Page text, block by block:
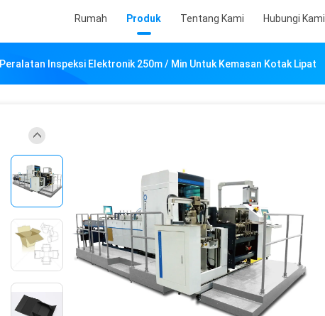
Rumah Produk Tentang Kami Hubungi Kami
Peralatan Inspeksi Elektronik 250m / Min Untuk Kemasan Kotak Lipat